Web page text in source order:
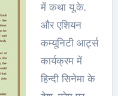
में कथा यू.के.
और एशियन
कम्यूनिटी आर्ट्स
कार्यक्रम में
हिन्दी सिनेमा के